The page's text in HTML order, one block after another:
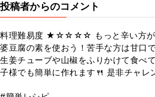
投稿者からのコメント
料理難易度 ★☆☆☆☆ もっと辛い方が
婆豆腐の素を使おう！苦手な方は甘口
生姜チューブや山椒をふりかけて食べ
子様でも簡単に作れます🍴 是非チャレ